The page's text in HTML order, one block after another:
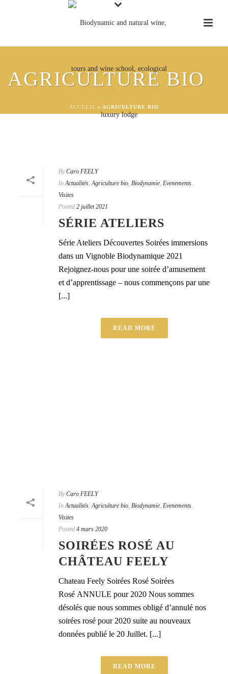
AGRICULTURE BIO
ACCUEIL » AGRICULTURE BIO
By Caro FEELY
In Actualités Agriculture bio Biodynamie Evenements
Visites
Posted 2 juillet 2021
SÉRIE ATELIERS
Série Ateliers Découvertes Soirées immersions
dans un Vignoble Biodynamique 2021
Rejoignez-nous pour une soirée d’amusement
et d’apprentissage – nous commençons par une
[...]
READ MORE
By Caro FEELY
In Actualités,Agriculture bio, Biodynamie, Evenements,
Visites
Posted 4 mars 2020
SOIRÉES ROSÉ AU
CHÂTEAU FEELY
Chateau Feely Soirées Rosé Soirées
Rosé ANNULE pour 2020 Nous sommes
désolés que nous sommes obligé d’annulé nos
soirées rosé pour 2020 suite au nouveaux
données publié le 20 Juillet. [...]
READ MORE